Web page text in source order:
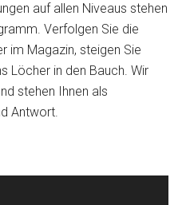
auf allen Niveaus stehen
Verfolgen Sie die
im Magazin, steigen Sie
Löcher in den Bauch. Wir
stehen Ihnen als
Antwort.